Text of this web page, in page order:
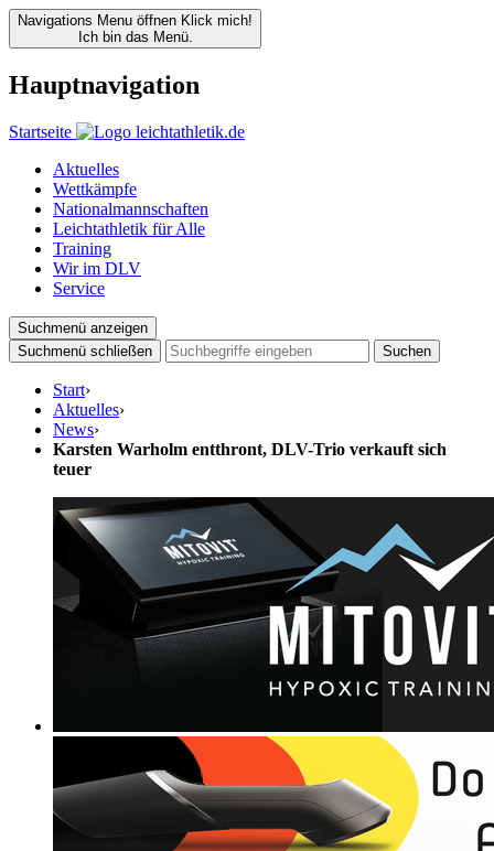
Navigations Menu öffnen Klick mich!
Ich bin das Menü.
Hauptnavigation
Startseite
Aktuelles
Wettkämpfe
Nationalmannschaften
Leichtathletik für Alle
Training
Wir im DLV
Service
Suchmenü anzeigen
Suchmenü schließen
Suchen
Start›
Aktuelles›
News›
Karsten Warholm entthront, DLV-Trio verkauft sich
teuer